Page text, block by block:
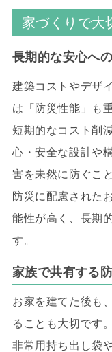
家づくりで大
長期的な安心へ
建築コストやデザ
は「防災性能」も
短期的なコスト削
心・安全な設計や
害を未然に防ぐこ
防災に配慮された
能性が高く、長期
す。
家族で共有する
お家を建てた後も
ることも大切です。
非常用持ち出し袋